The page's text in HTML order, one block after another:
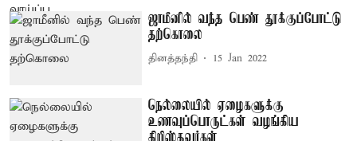
ஜாமீனில் வந்த பெண் தூக்குப்போட்டு
தற்கொலை
தினத்தந்தி 15 Jan 2022
நெல்லையில் ஏழைகளுக்கு
உணவுப்பொருட்கள் வழங்கிய